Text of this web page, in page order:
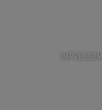
IMPRESSUM